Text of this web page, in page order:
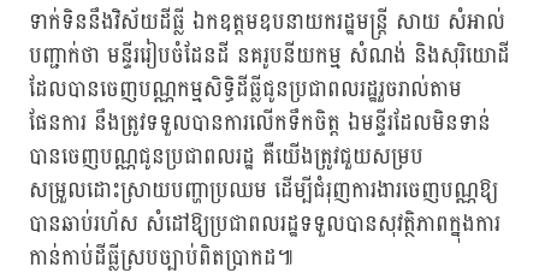
ទាក់ទិននឹងវិស័យដីធ្លី ឯកឧត្តមឧបនាយករដ្ឋមន្ត្រី សាយ សំអាល់
បញ្ជាក់ថា មន្ទីររៀបចំដែនដី នគរូបនីយកម្ម សំណង់ និងសុរិយោដី
ដែលបានចេញបណ្ណកម្មសិទ្ធិដីធ្លីជូនប្រជាពលរដ្ឋរួចរាល់តាម
ផែនការ នឹងត្រូវទទួលបានការលើកទឹកចិត្ត ឯមន្ទីរដែលមិនទាន់
បានចេញបណ្ណជូនប្រជាពលរដ្ឋ គឺយើងត្រូវជួយសម្រប
សម្រួលដោះស្រាយបញ្ហាប្រឈម ដើម្បីជំរុញការងារចេញបណ្ណឱ្យ
បានឆាប់រហ័ស សំដៅឱ្យប្រជាពលរដ្ឋទទួលបានសុវត្ថិភាពក្នុងការ
កាន់កាប់ដីធ្លីស្របច្បាប់ពិតប្រាកដ៕